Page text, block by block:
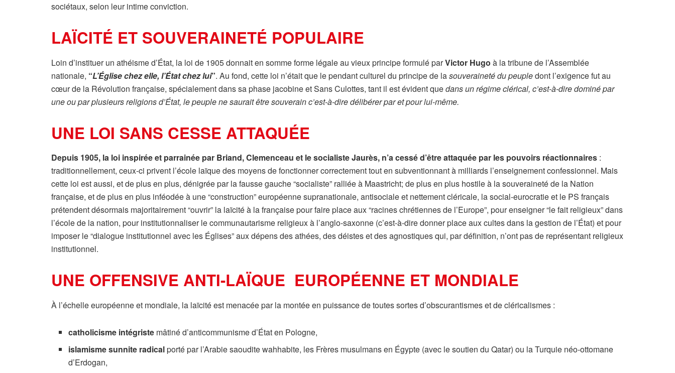
sociétaux, selon leur intime conviction.
LAÏCITÉ ET SOUVERAINETÉ POPULAIRE
Loin d’instituer un athéisme d’État, la loi de 1905 donnait en somme forme légale au vieux principe formulé parVictor Hugo à la tribune de l’Assemblée
nationale, “L’Église chez elle, l’État chez lui”. Au fond, cette loi n’était que le pendant culturel du principe de lasouveraineté du peupledont l’exigence fut au
cœur de la Révolution française, spécialement dans sa phase jacobine et Sans Culottes, tant il est évident quedans un régime clérical, c’est-à-dire dominé par
une ou par plusieurs religions d’État, le peuple ne saurait être souverain c’est-à-dire délibérer par et pour lui-même.
UNE LOI SANS CESSE ATTAQUÉE
Depuis 1905, la loi inspirée et parrainée par Briand, Clemenceau et le socialiste Jaurès, n’a cessé d’être attaquée par les pouvoirs réactionnaires :
traditionnellement, ceux-ci privent l’école laïque des moyens de fonctionner correctement tout en subventionnant à milliards l’enseignement confessionnel. Mais
cette loi est aussi, et de plus en plus, dénigrée par la fausse gauche “socialiste” ralliée à Maastricht; de plus en plus hostile à la souveraineté de la Nation
française, et de plus en plus inféodée à une “construction” européenne supranationale, antisociale et nettement cléricale, la social-eurocratie et le PS français
prétendent désormais majoritairement “ouvrir” la laïcité à la française pour faire place aux “racines chrétiennes de l’Europe”, pour enseigner “le fait religieux” dans
l’école de la nation, pour institutionnaliser le communautarisme religieux à l’anglo-saxonne (c’est-à-dire donner place aux cultes dans la gestion de l’État) et pour
imposer le “dialogue institutionnel avec les Églises” aux dépens des athées, des déistes et des agnostiques qui, par définition, n’ont pas de représentant religieux
institutionnel.
UNE OFFENSIVE ANTI-LAÏQUE EUROPÉENNE ET MONDIALE
À l’échelle européenne et mondiale, la laïcité est menacée par la montée en puissance de toutes sortes d’obscurantismes et de cléricalismes :
catholicisme intégriste mâtiné d’anticommunisme d’État en Pologne,
islamisme sunnite radicalporté par l’Arabie saoudite wahhabite, les Frères musulmans en Égypte (avec le soutien du Qatar) ou la Turquie néo-ottomane
d’Erdogan,